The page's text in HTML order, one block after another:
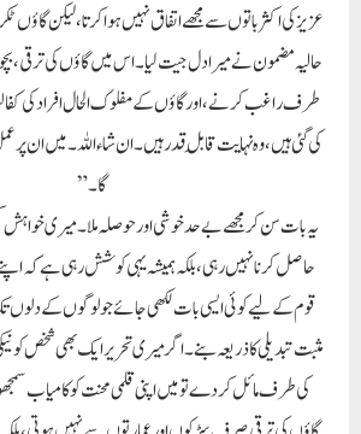
عزیز کی اکثر باتوں سے مجھے اتفاق نہیں ہوا کرتا، لیکن
حالیہ مضمون نے میرا دل جیت لیا۔ اس میں گاؤں کی ترقی،
طرف راغب کرنے، اور گاؤں کے مفلوک الحال افراد کی
کی گئی ہیں، وہ نہایت قابلِ قدر ہیں۔ ان شاء اللہ ۔ میں
گا۔”
یہ بات سن کر مجھے بے حد خوشی اور حوصلہ ملا۔ میری
حاصل کرنا نہیں رہی، بلکہ ہمیشہ یہی کوشش رہی ہے کہ اپنے
قوم کے لیے کوئی ایسی بات لکھی جائے جو لوگوں کے دلوں
مثبت تبدیلی کا ذریعہ بنے۔ اگر میری تحریر ایک بھی شخص
کی طرف مائل کر دے تو میں اپنی قلمی محنت کو کامیاب